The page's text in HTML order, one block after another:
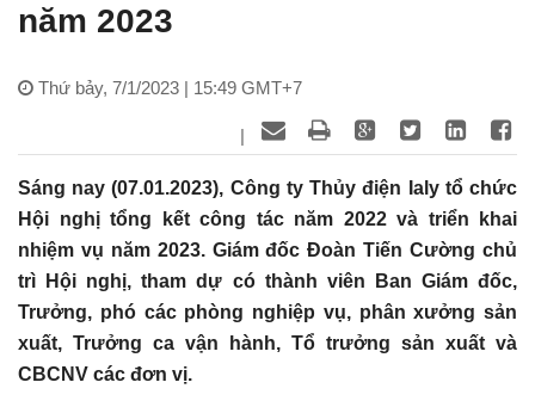
năm 2023
Thứ bảy, 7/1/2023 | 15:49 GMT+7
|
Sáng nay (07.01.2023), Công ty Thủy điện Ialy tổ chức
Hội nghị tổng kết công tác năm 2022 và triển khai
nhiệm vụ năm 2023. Giám đốc Đoàn Tiến Cường chủ
trì Hội nghị, tham dự có thành viên Ban Giám đốc,
Trưởng, phó các phòng nghiệp vụ, phân xưởng sản
xuất, Trưởng ca vận hành, Tổ trưởng sản xuất và
CBCNV các đơn vị.